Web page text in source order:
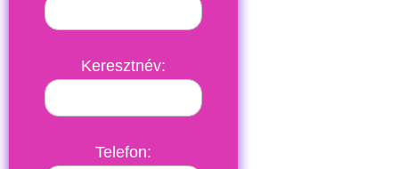
Keresztnév:
Telefon: